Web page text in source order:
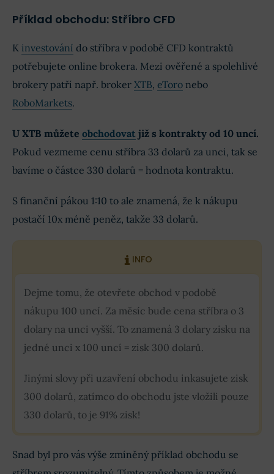
Příklad obchodu: Stříbro CFD
K investování do stříbra v podobě CFD kontraktů
potřebujete online brokera. Mezi ověřené a spolehlivé
brokery patří např. broker XTB, eToro nebo
RoboMarkets.
U XTB můžete obchodovat již s kontrakty od 10 uncí.
Pokud vezmeme cenu stříbra 33 dolarů za unci, tak se
bavíme o částce 330 dolarů = hodnota kontraktu.
S finanční pákou 1:10 to ale znamená, že k nákupu
postačí 10x méně peněz, takže 33 dolarů.
INFO
Dejme tomu, že otevřete obchod v podobě
nákupu 100 uncí. Za měsíc bude cena stříbra o 3
dolary na unci vyšší. To znamená 3 dolary zisku na
jedné unci x 100 uncí = zisk 300 dolarů.
Jinými slovy při uzavření obchodu inkasujete zisk
300 dolarů, zatímco do obchodu jste vložili pouze
330 dolarů, to je 91% zisk!
Snad byl pro vás výše zmíněný příklad obchodu se